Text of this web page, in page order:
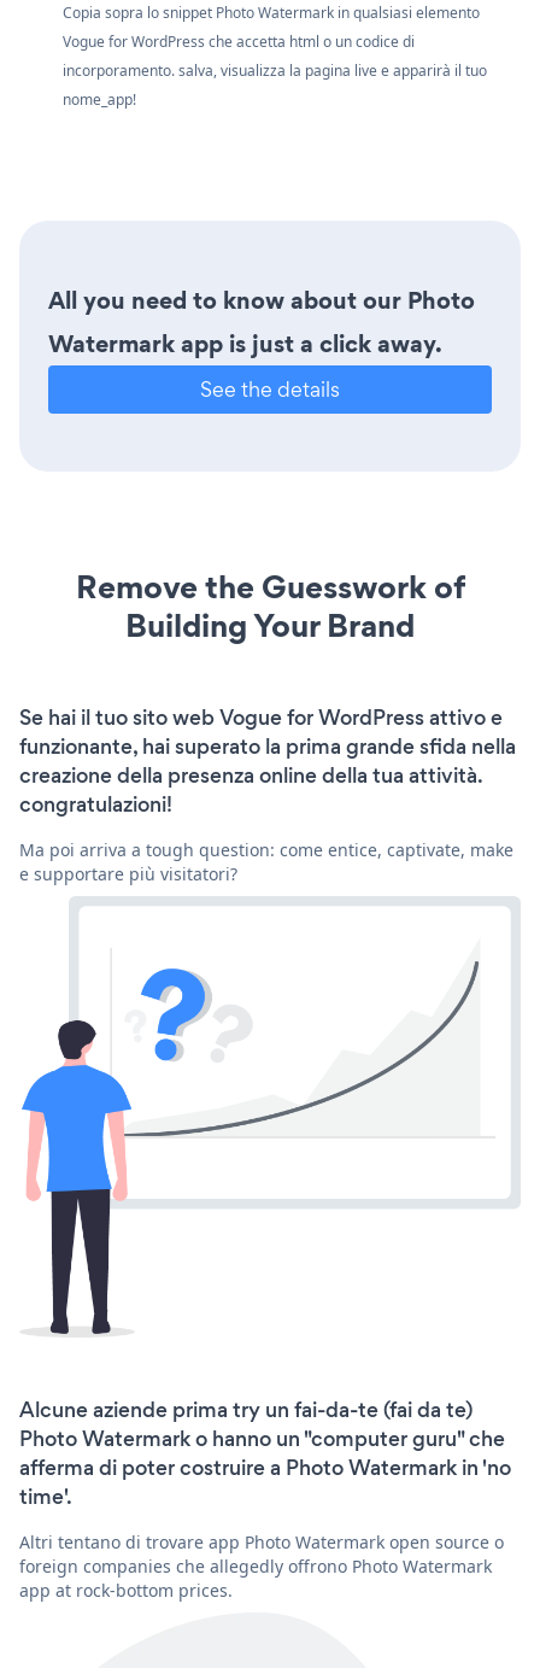
Copia sopra lo snippet Photo Watermark in qualsiasi elemento
Vogue for WordPress che accetta html o un codice di
incorporamento. salva, visualizza la pagina live e apparirà il tuo
nome_app!
All you need to know about our Photo
Watermark app is just a click away.
See the details
Remove the Guesswork of
Building Your Brand
Se hai il tuo sito web Vogue for WordPress attivo e
funzionante, hai superato la prima grande sfida nella
creazione della presenza online della tua attività.
congratulazioni!
Ma poi arriva a tough question: come entice, captivate, make
e supportare più visitatori?
Alcune aziende prima try un fai-da-te (fai da te)
Photo Watermark o hanno un "computer guru" che
afferma di poter costruire a Photo Watermark in 'no
time'.
Altri tentano di trovare app Photo Watermark open source o
foreign companies che allegedly offrono Photo Watermark
app at rock-bottom prices.